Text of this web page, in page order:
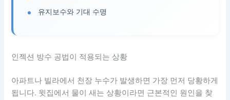
유지보수와 기대 수명
인젝션 방수 공법이 적용되는 상황
아파트나 빌라에서 천장 누수가 발생하면 가장 먼저 당황하게
됩니다. 윗집에서 물이 새는 상황이라면 근본적인 원인을 찾